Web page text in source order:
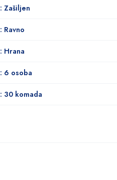
: Zašiljen
: Ravno
: Hrana
: 6 osoba
: 30 komada